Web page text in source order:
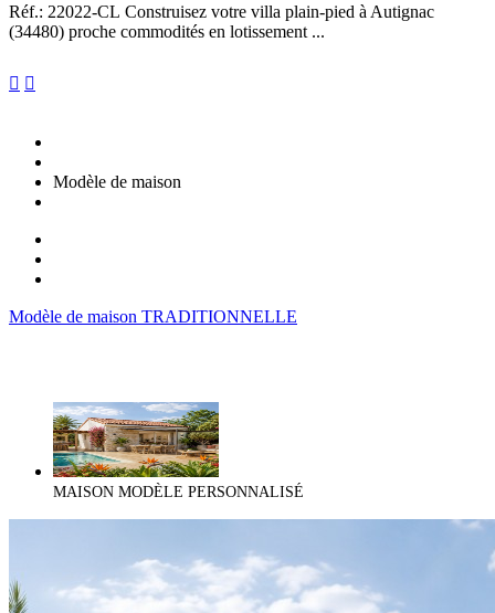
Réf.: 22022-CL Construisez votre villa plain-pied à Autignac
(34480) proche commodités en lotissement ...
 
Modèle de maison
Modèle de maison TRADITIONNELLE
MAISON MODÈLE PERSONNALISÉ